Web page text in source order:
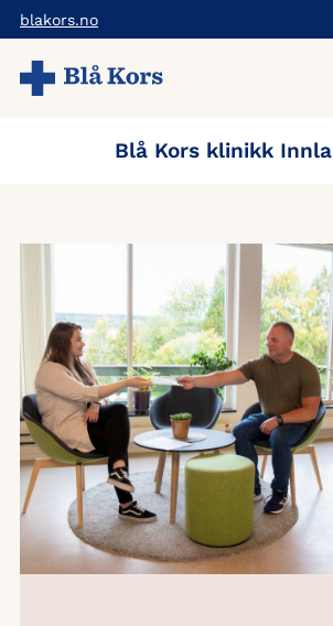
Hopp
til
hovedinnholdet
blakors.no
Blå Kors klinikk